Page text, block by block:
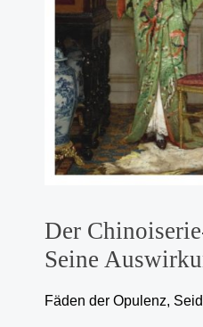
Der
Seine
Fäden der Opulenz,
19.
Jahrhunderts
in
Europa
und
seine